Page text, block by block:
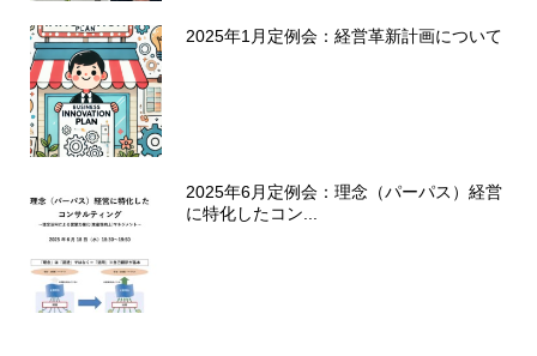
2025年1月定例会：経営革新計画について
2025年6月定例会：理念（パーパス）経営
に特化したコン...